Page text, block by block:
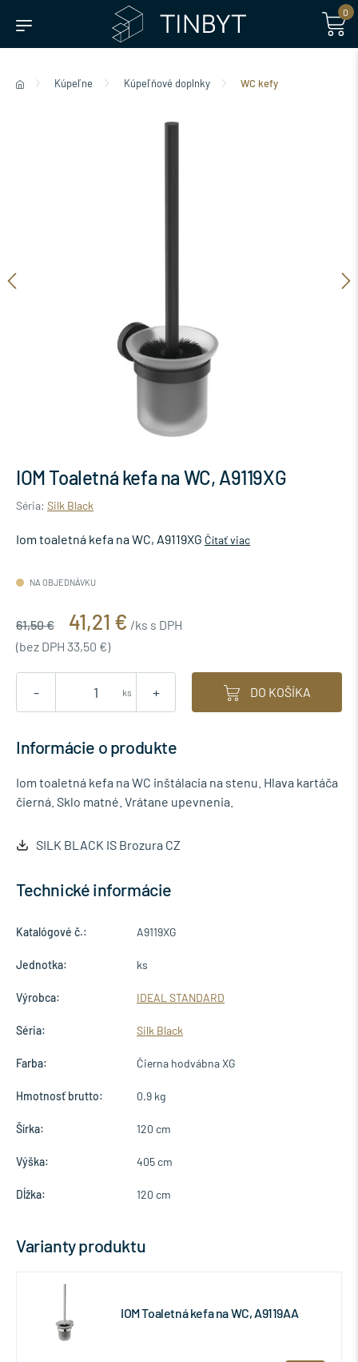
0
Kúpeľne Kúpeľňové doplnky WC kefy
IOM Toaletná kefa na WC, A9119XG
Séria: Silk Black
Iom toaletná kefa na WC, A9119XG Čítať viac
NA OBJEDNÁVKU
61,50 € 41,21 € /ks s DPH
(bez DPH 33,50 €)
- +
ks DO KOŠÍKA
Informácie o produkte
Iom toaletná kefa na WC inštálacia na stenu. Hlava kartáča
čierná. Sklo matné. Vrátane upevnenia.
SILK BLACK IS Brozura CZ
Technické informácie
Katalógové č.: A9119XG
Jednotka: ks
Výrobca: IDEAL STANDARD
Séria: Silk Black
Farba: Čierna hodvábna XG
Hmotnosť brutto: 0.9 kg
Šírka: 120 cm
Výška: 405 cm
Dĺžka: 120 cm
Varianty produktu
IOM Toaletná kefa na WC, A9119AA